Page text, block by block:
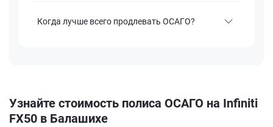
Когда лучше всего продлевать ОСАГО?
Узнайте стоимость полиса ОСАГО на Infiniti
FX50 в Балашихе